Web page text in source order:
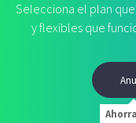
Selecciona el plan
y flexibles que